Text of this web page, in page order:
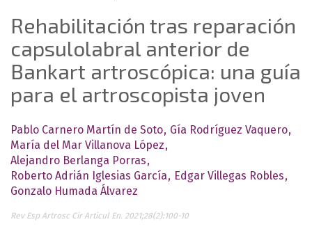
Rehabilitación tras reparación
capsulolabral anterior de
Bankart artroscópica: una guía
para el artroscopista joven
Pablo Carnero Martín de Soto Gía Rodríguez Vaquero
María del Mar Villanova López
Alejandro Berlanga Porras
Roberto Adrián Iglesias García
Edgar Villegas Robles
Gonzalo Humada Álvarez
Rev Esp Artrosc Cir Articul En. 2021;28(2):100-10